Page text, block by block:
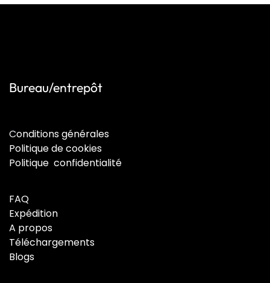
Bureau/entrepôt
Conditions générales
Politique de cookies
Politique confidentialité
FAQ
Expédition
A propos
Téléchargements
Blogs